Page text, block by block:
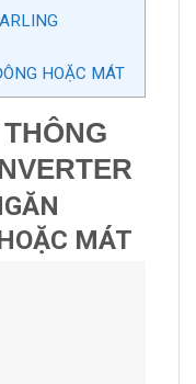
HOẶC MÁT
MÁT